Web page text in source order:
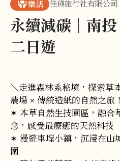
樂活 佳瑛旅行社有限公司
永續減碳｜南
二日遊
＼走進森林系秘境，探索草
農場 × 傳統造紙的自然之旅
✶ 本草自然生技園區，融合
念，感受最療癒的天然科技
✶ 漫遊車埕小鎮，沉浸在山
圍